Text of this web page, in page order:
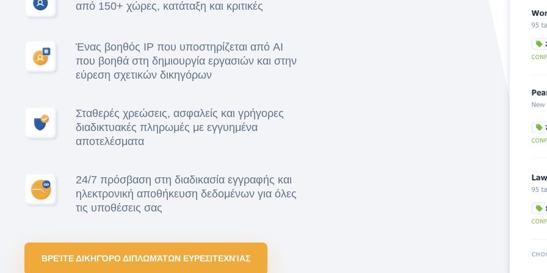
από 150+ χώρες, κατάταξη και κριτικές
Ένας βοηθός IP που υποστηρίζεται από AI
που βοηθά στη δημιουργία εργασιών και στην
εύρεση σχετικών δικηγόρων
Σταθερές χρεώσεις, ασφαλείς και γρήγορες
διαδικτυακές πληρωμές με εγγυημένα
αποτελέσματα
24/7 πρόσβαση στη διαδικασία εγγραφής και
ηλεκτρονική αποθήκευση δεδομένων για όλες
τις υποθέσεις σας
ΒΡΕΊΤΕ ΔΙΚΗΓΌΡΟ ΔΙΠΛΩΜΆΤΩΝ ΕΥΡΕΣΙΤΕΧΝΊΑΣ